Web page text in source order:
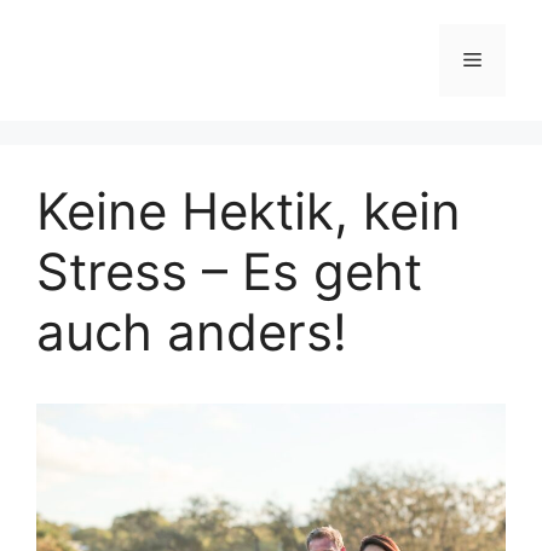
Menü
Keine Hektik, kein
Stress – Es geht
auch anders!